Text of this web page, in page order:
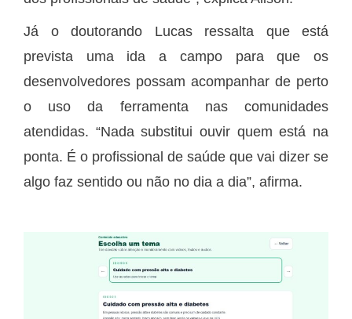
Já o doutorando Lucas ressalta que está
prevista uma ida a campo para que os
desenvolvedores possam acompanhar de perto
o uso da ferramenta nas comunidades
atendidas. “Nada substitui ouvir quem está na
ponta. É o profissional de saúde que vai dizer se
algo faz sentido ou não no dia a dia”, afirma.